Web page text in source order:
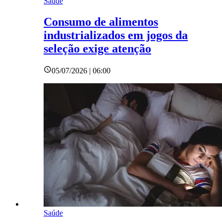
Consumo de alimentos
industrializados em jogos da
seleção exige atenção
05/07/2026 | 06:00
Saúde